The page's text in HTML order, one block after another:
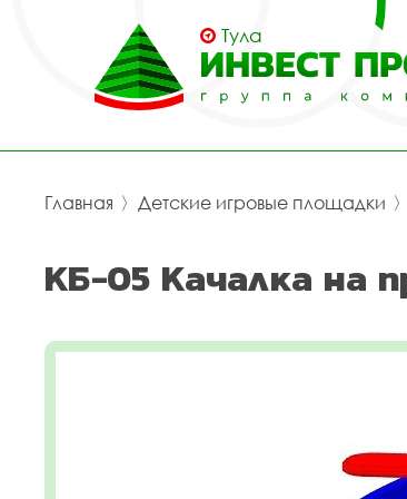
Тула
Главная 〉 Детские игровые площадки 〉
КБ-05 Качалка на